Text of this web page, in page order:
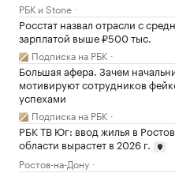
РБК и Stone
Росстат назвал отрасли с
зарплатой выше ₽500 тыс.
Подписка на РБК
Большая афера. Зачем
мотивируют сотрудников
успехами
Подписка на РБК
РБК ТВ Юг: ввод жилья в
области вырастет в 2026 г.
Ростов-на-Дону